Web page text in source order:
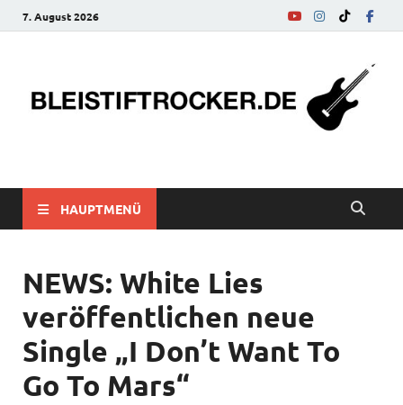
7. August 2026
bleistiftrocker.de
HAUPTMENÜ
NEWS: White Lies
veröffentlichen neue
Single „I Don’t Want To
Go To Mars“